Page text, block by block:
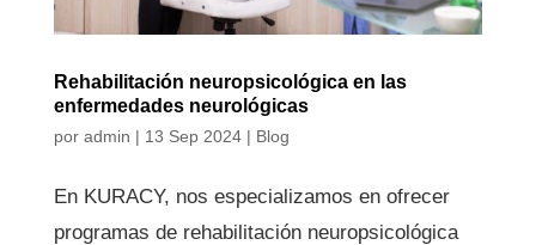
Rehabilitación neuropsicológica en las
enfermedades neurológicas
por admin | 13 Sep 2024| Blog
En KURACY, nos especializamos en ofrecer
programas de rehabilitación neuropsicológica